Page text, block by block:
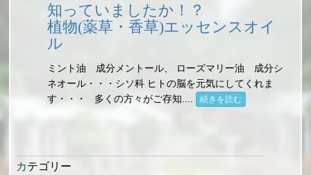
知っていましたか！？
植物(薬草・香草)エッセンスオイ
ル
ミント油 成分メントール、 ローズマリー油 成分シ
ネオール・・・シソ科 ヒトの脳を元気にしてくれま
す・・・ 多くの方々がご存知....
続きを読む
カテゴリー